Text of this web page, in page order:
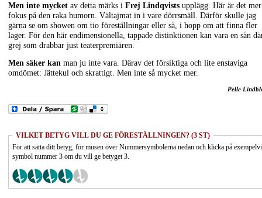
Men inte mycket av detta märks i Frej Lindqvists upplägg. Här är det mer
fokus på den raka humorn. Vältajmat in i vare dörrsmäll. Därför skulle jag
gärna se om showen om tio föreställningar eller så, i hopp om att finna fler
lager. För den här endimensionella, tappade distinktionen kan vara en sån
grej som drabbar just teaterpremiären.
Men säker kan man ju inte vara. Därav det försiktiga och lite enstaviga
omdömet: Jättekul och skrattigt. Men inte så mycket mer.
Pelle
VILKET BETYG VILL DU GE FÖRESTÄLLNINGEN? (3 ST)
För att sätta ditt betyg, för musen över Nummersymbolerna nedan och klicka på
symbol nummer 3 om du vill ge betyget 3.